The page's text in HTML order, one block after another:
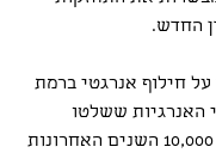
החדש.
חילוף אנרגטי ברמת
האנרגיות ששלטו
בכדור הארץ לאורך 10,000 השנים האחרונות